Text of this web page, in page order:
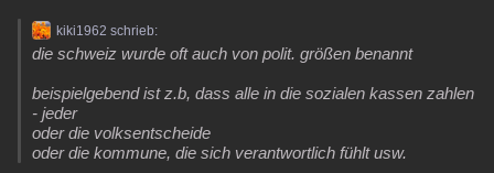
kiki1962 schrieb:
die schweiz wurde oft auch von polit. größen benannt
beispielgebend ist z.b, dass alle in die sozialen kassen zahlen
- jeder
oder die volksentscheide
oder die kommune, die sich verantwortlich fühlt usw.